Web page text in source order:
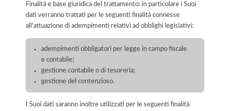
Finalità e base giuridica del trattamento: in particolare i Suoi
dati verranno trattati per le seguenti finalità connesse
all'attuazione di adempimenti relativi ad obblighi legislativi:
adempimenti obbligatori per legge in campo fiscale
e contabile;
gestione contabile o di tesoreria;
gestione del contenzioso.
I Suoi dati saranno inoltre utilizzati per le seguenti finalità